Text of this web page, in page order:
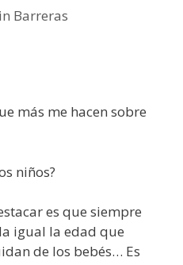
Barreras
más me hacen sobre
niños?
es que siempre
igual la edad que
de los bebés… Es